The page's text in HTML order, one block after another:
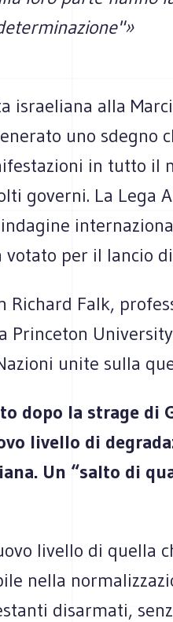
israeliana alla
uno sdegno
in tutto il
governi. La Lega
per il lancio
Richard Falk,
Princeton
unite sulla
dopo la strage di
livello di
Un “salto di
livello di quella
nella
disarmati,